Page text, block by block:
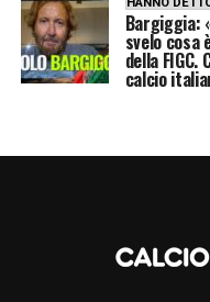
Bargiggia:
svelo cosa
della
calcio